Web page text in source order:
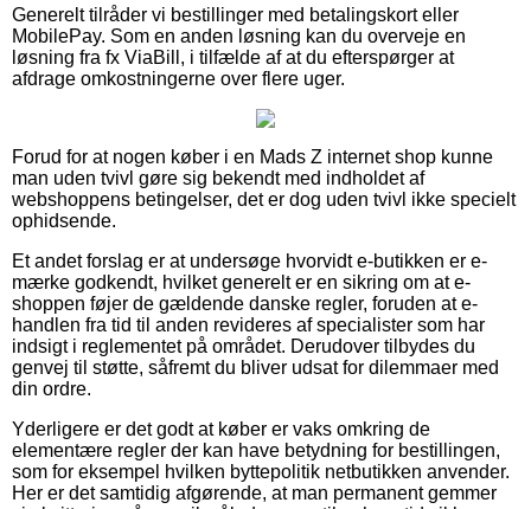
Generelt tilråder vi bestillinger med betalingskort eller
MobilePay. Som en anden løsning kan du overveje en
løsning fra fx ViaBill, i tilfælde af at du efterspørger at
afdrage omkostningerne over flere uger.
Forud for at nogen køber i en Mads Z internet shop kunne
man uden tvivl gøre sig bekendt med indholdet af
webshoppens betingelser, det er dog uden tvivl ikke specielt
ophidsende.
Et andet forslag er at undersøge hvorvidt e-butikken er e-
mærke godkendt, hvilket generelt er en sikring om at e-
shoppen føjer de gældende danske regler, foruden at e-
handlen fra tid til anden revideres af specialister som har
indsigt i reglementet på området. Derudover tilbydes du
genvej til støtte, såfremt du bliver udsat for dilemmaer med
din ordre.
Yderligere er det godt at køber er vaks omkring de
elementære regler der kan have betydning for bestillingen,
som for eksempel hvilken byttepolitik netbutikken anvender.
Her er det samtidig afgørende, at man permanent gemmer